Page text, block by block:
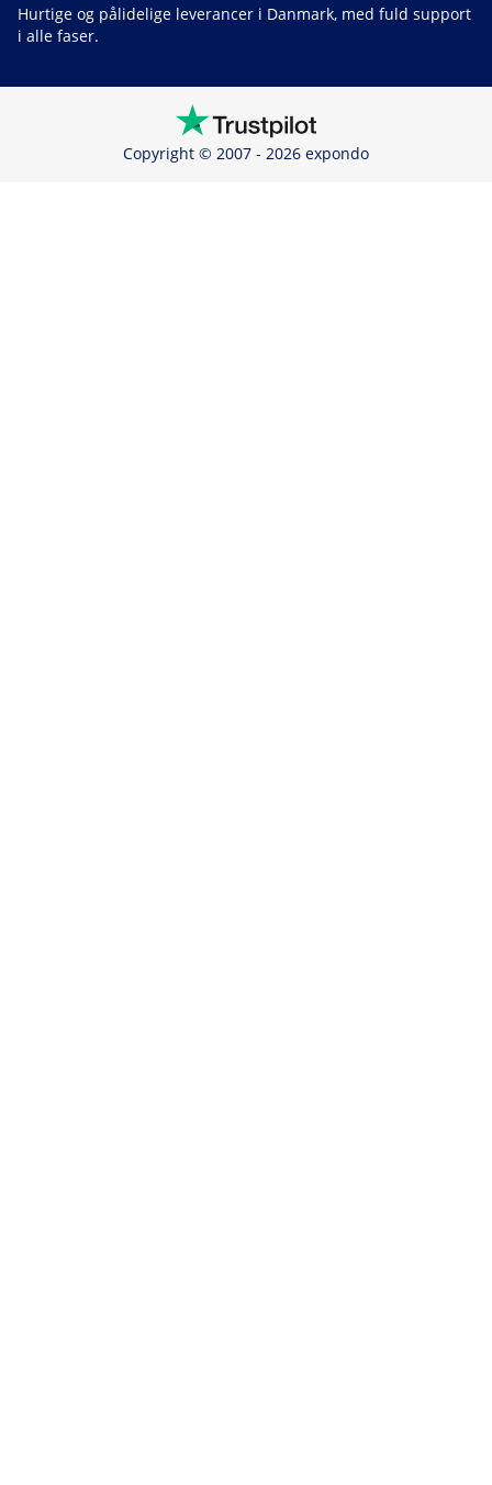
Hurtige og pålidelige leverancer i Danmark, med fuld support
i alle faser.
Copyright © 2007 - 2026 expondo